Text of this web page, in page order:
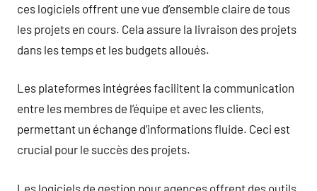
ces logiciels offrent une vue d’ensemble claire de tous
les projets en cours. Cela assure la livraison des projets
dans les temps et les budgets alloués.
Les plateformes intégrées facilitent la communication
entre les membres de l’équipe et avec les clients,
permettant un échange d’informations fluide. Ceci est
crucial pour le succès des projets.
Les logiciels de gestion pour agences offrent des outils